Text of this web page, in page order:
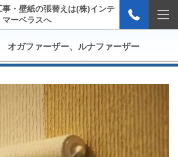
・壁紙の張替えは(株)インテ
マーベラスへ
オガファーザー、ルナファーザー